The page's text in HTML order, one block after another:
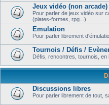
Jeux vidéo (non arcade)
Pour parler de jeux vidéo sur
(plates-formes, rpg...)
Emulation
Pour parler librement
Tournois / Défis /
Défis, rencontres, tournois, en
Discussions libres
Pour parler librement de tout,